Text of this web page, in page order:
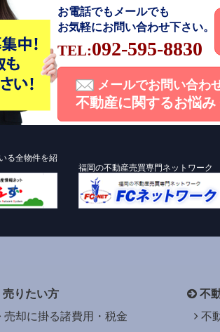
お電話でもメールでも
お気軽にお問い合わせ下さい。
TEL:092-595-8830
メールでお問い合わ
不動産に関するお悩み
る全物件を紹
福岡の不動産売買専門ネットワーク
売りたい方
売却に掛る諸費用・税金
不
不